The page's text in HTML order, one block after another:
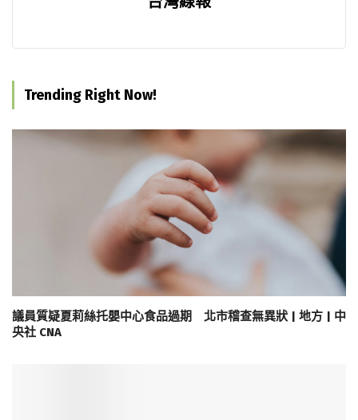
Trending Right Now!
議員質疑夏莉絲托嬰中心食品過期 北市稽查無異狀 | 地方 | 中
央社 CNA